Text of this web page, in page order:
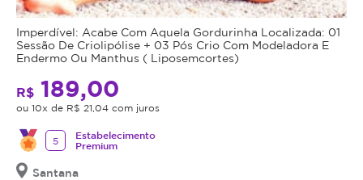
Imperdível: Acabe Com Aquela Gordurinha Localizada: 01
Sessão De Criolipólise + 03 Pós Crio Com Modeladora E
Endermo Ou Manthus ( Liposemcortes)
R$ 189,00
ou 10x de R$ 21,04 com juros
5
Estabelecimento
Premium
Santana